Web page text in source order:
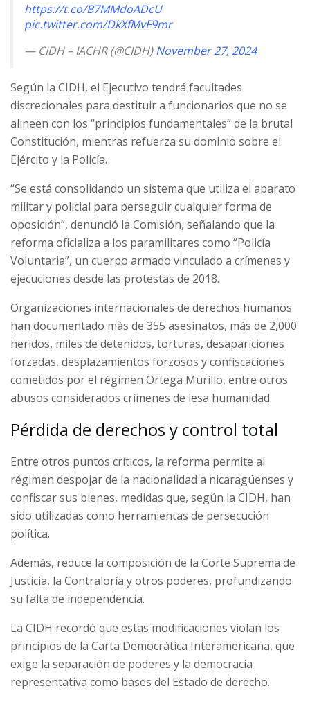
https://t.co/B7MMdoADcU
pic.twitter.com/DkXfMvF9mr
— CIDH – IACHR (@CIDH)November 27, 2024
Según la CIDH, el Ejecutivo tendrá facultades
discrecionales para destituir a funcionarios que no se
alineen con los “principios fundamentales” de la brutal
Constitución, mientras refuerza su dominio sobre el
Ejército y la Policía.
“Se está consolidando un sistema que utiliza el aparato
militar y policial para perseguir cualquier forma de
oposición”, denunció la Comisión, señalando que la
reforma oficializa a los paramilitares como “Policía
Voluntaria”, un cuerpo armado vinculado a crímenes y
ejecuciones desde las protestas de 2018.
Organizaciones internacionales de derechos humanos
han documentado más de 355 asesinatos, más de 2,000
heridos, miles de detenidos, torturas, desapariciones
forzadas, desplazamientos forzosos y confiscaciones
cometidos por el régimen Ortega Murillo, entre otros
abusos considerados crímenes de lesa humanidad.
Pérdida de derechos y control total
Entre otros puntos críticos, la reforma permite al
régimen despojar de la nacionalidad a nicaragüenses y
confiscar sus bienes, medidas que, según la CIDH, han
sido utilizadas como herramientas de persecución
política.
Además, reduce la composición de la Corte Suprema de
Justicia, la Contraloría y otros poderes, profundizando
su falta de independencia.
La CIDH recordó que estas modificaciones violan los
principios de la Carta Democrática Interamericana, que
exige la separación de poderes y la democracia
representativa como bases del Estado de derecho.